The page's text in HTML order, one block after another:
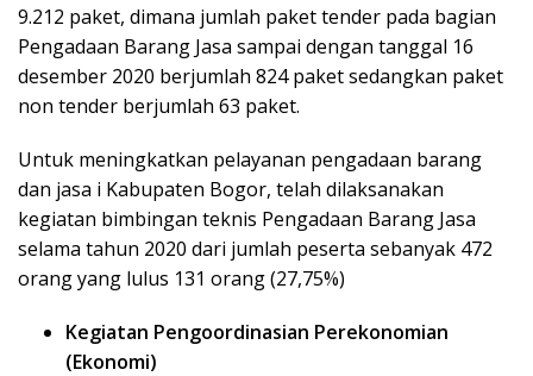
9.212 paket, dimana jumlah paket tender pada bagian
Pengadaan Barang Jasa sampai dengan tanggal 16
desember 2020 berjumlah 824 paket sedangkan paket
non tender berjumlah 63 paket.
Untuk meningkatkan pelayanan pengadaan barang
dan jasa i Kabupaten Bogor, telah dilaksanakan
kegiatan bimbingan teknis Pengadaan Barang Jasa
selama tahun 2020 dari jumlah peserta sebanyak 472
orang yang lulus 131 orang (27,75%)
Kegiatan Pengoordinasian Perekonomian
(Ekonomi)